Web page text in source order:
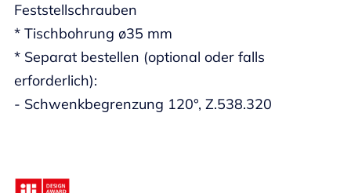
Feststellschrauben
* Tischbohrung ø35 mm
* Separat bestellen (optional oder falls
erforderlich):
- Schwenkbegrenzung 120°, Z.538.320